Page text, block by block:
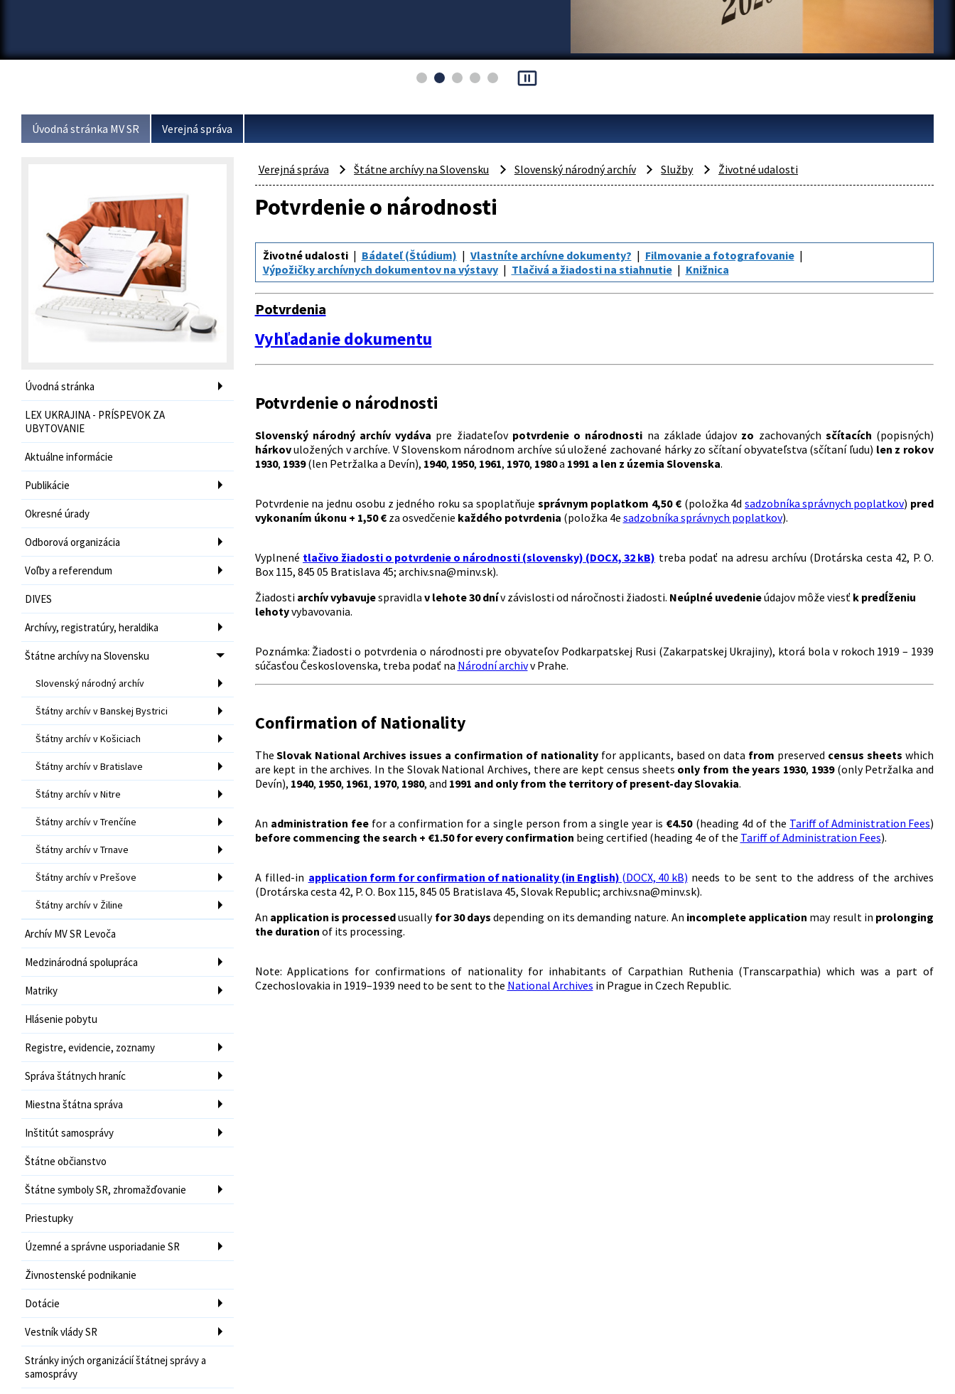
pause_presentation
Úvodná stránka MV SR Verejná správa
Úvodná stránka
LEX UKRAJINA - PRÍSPEVOK ZA
UBYTOVANIE
Aktuálne informácie
Publikácie
Okresné úrady
Odborová organizácia
Voľby a referendum
DIVES
Archívy, registratúry, heraldika
Štátne archívy na Slovensku
Slovenský národný archív
Štátny archív v Banskej Bystrici
Štátny archív v Košiciach
Štátny archív v Bratislave
Štátny archív v Nitre
Štátny archív v Trenčíne
Štátny archív v Trnave
Štátny archív v Prešove
Štátny archív v Žiline
Archív MV SR Levoča
Medzinárodná spolupráca
Matriky
Hlásenie pobytu
Registre, evidencie, zoznamy
Správa štátnych hraníc
Miestna štátna správa
Inštitút samosprávy
Štátne občianstvo
Štátne symboly SR, zhromažďovanie
Priestupky
Územné a správne usporiadanie SR
Živnostenské podnikanie
Dotácie
Vestník vlády SR
Stránky iných organizácií štátnej správy a
samosprávy
Verejná správa Štátne archívy na Slovensku Slovenský národný archív Služby Životné udalosti
Potvrdenie o národnosti
Životné udalosti Bádateľ (Štúdium) Vlastníte archívne dokumenty?
Filmovanie a fotografovanie
Výpožičky archívnych dokumentov na výstavy
Tlačivá a žiadosti na stiahnutie Knižnica
Potvrdenia
Vyhľadanie dokumentu
Potvrdenie o národnosti
Slovenský národný archívvydáva pre žiadateľovpotvrdenie o národnosti na základe údajov zo zachovaných sčítacích (popisných)
hárkovuložených v archíve. V Slovenskom národnom archíve sú uložené zachované hárky zo sčítaní obyvateľstva (sčítaní ľudu) len z rokov
1930, 1939(len Petržalka a Devín), 1940, 1950, 1961, 1970, 1980a 1991 a len z územia Slovenska.
Potvrdenie na jednu osobu z jedného roku sa spoplatňuje správnym poplatkom 4,50 €(položka 4dsadzobníka správnych poplatkov) pred
vykonaním úkonu + 1,50 €za osvedčenie každého potvrdenia (položka 4e sadzobníka správnych poplatkov).
Vyplnené tlačivo žiadosti o potvrdenie o národnosti (slovensky) (DOCX, 32 kB) treba podať na adresu archívu (Drotárska cesta 42, P. O.
Box 115, 845 05 Bratislava 45; archiv.sna@minv.sk).
Žiadosti archív vybavujespravidla v lehote 30 dnív závislosti od náročnosti žiadosti. Neúplné uvedenieúdajov môže viesť k predĺženiu
lehotyvybavovania.
Poznámka: Žiadosti o potvrdenia o národnosti pre obyvateľov Podkarpatskej Rusi (Zakarpatskej Ukrajiny), ktorá bola v rokoch 1919 – 1939
súčasťou Československa, treba podať na Národní archivv Prahe.
Confirmation of Nationality
TheSlovak National Archives issues a confirmation of nationality for applicants, based on data from preserved census sheets which
are kept in the archives. In the Slovak National Archives, there are kept census sheets only from the years 1930, 1939(only Petržalka and
Devín), 1940, 1950, 1961, 1970, 1980, and 1991 and only from the territory of present-day Slovakia.
An administration feefor a confirmation for a single person from a single year is €4.50(heading 4d of the Tariff of Administration Fees)
before commencing the search + €1.50 for every confirmation being certified (heading 4e of the Tariff of Administration Fees).
A filled-in application form for confirmation of nationality (in English) (DOCX, 40 kB) needs to be sent to the address of the archives
(Drotárska cesta 42, P. O. Box 115, 845 05 Bratislava 45, Slovak Republic; archiv.sna@minv.sk).
An application is processedusually for 30 days depending on its demanding nature. An incomplete application may result in prolonging
the duration of its processing.
Note: Applications for confirmations of nationality for inhabitants of Carpathian Ruthenia (Transcarpathia) which was a part of
Czechoslovakia in 1919–1939 need to be sent to the National Archives in Prague in Czech Republic.